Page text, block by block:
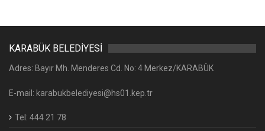
KARABÜK BELEDİYESİ
Adres: Bayır Mh. Menderes Cd. No: 4 Merkez/KARABÜK
E-mail: karabukbelediyesi@hs01.kep.tr
Tel: 444 21 78